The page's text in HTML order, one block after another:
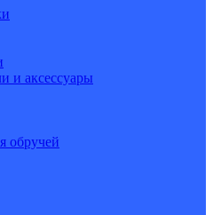
и аксессуары
обручей